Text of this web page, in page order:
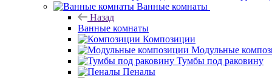
Ванные комнаты
Назад
Ванные комнаты
Композиции
Модульные
Тумбы под раковину
Пеналы